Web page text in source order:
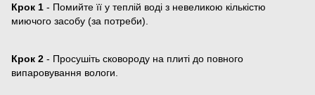
Крок 1 - Помийте її у теплій воді з невеликою кількістю
миючого засобу (за потреби).
Крок 2 - Просушіть сковороду на плиті до повного
випаровування вологи.